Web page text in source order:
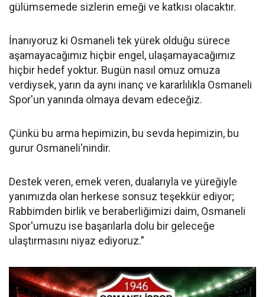
gülümsemede sizlerin emeği ve katkısı olacaktır.
İnanıyoruz ki Osmaneli tek yürek olduğu sürece
aşamayacağımız hiçbir engel, ulaşamayacağımız
hiçbir hedef yoktur. Bugün nasıl omuz omuza
verdiysek, yarın da aynı inanç ve kararlılıkla Osmaneli
Spor'un yanında olmaya devam edeceğiz.
Çünkü bu arma hepimizin, bu sevda hepimizin, bu
gurur Osmaneli'nindir.
Destek veren, emek veren, dualarıyla ve yüreğiyle
yanımızda olan herkese sonsuz teşekkür ediyor;
Rabbimden birlik ve beraberliğimizi daim, Osmaneli
Spor'umuzu ise başarılarla dolu bir geleceğe
ulaştırmasını niyaz ediyoruz.”